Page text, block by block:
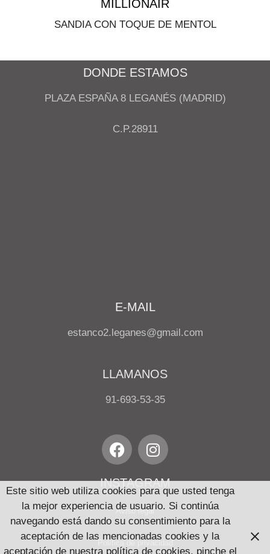
MILLIONAIR
SANDIA CON TOQUE DE MENTOL
DONDE ESTAMOS
PLAZA ESPAÑA 8 LEGANÉS (MADRID)
C.P.28911
E-MAIL
estanco2.leganes@gmail.com
LLAMANOS
91-693-53-35
INSTAGRAM
Aviso legal
Este sitio web utiliza cookies para que usted tenga
la mejor experiencia de usuario. Si continúa
navegando está dando su consentimiento para la
aceptación de las mencionadas cookies y la
aceptación de nuestra política de cookies, pinche el